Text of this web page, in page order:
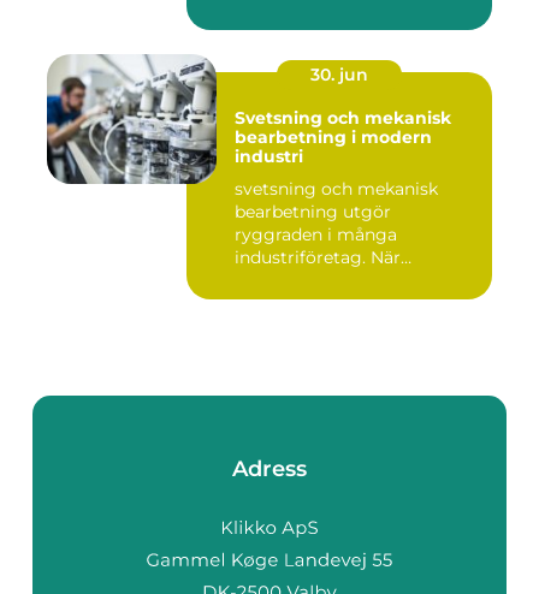
30. jun
Svetsning och mekanisk
bearbetning i modern
industri
svetsning och mekanisk
bearbetning utgör
ryggraden i många
industriföretag. När
Adress